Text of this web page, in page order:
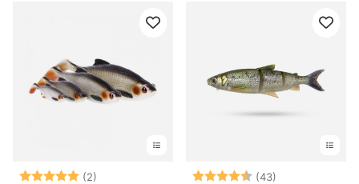
Hyvä onni!
Arvio: (2)
5.0 5:sta tähdestäArvio: (43)